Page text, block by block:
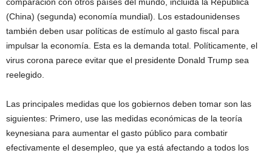
(China) (segunda) economía mundial). Los estadounidenses
también deben usar políticas de estímulo al gasto fiscal para
impulsar la economía. Esta es la demanda total. Políticamente, el
virus corona parece evitar que el presidente Donald Trump sea
reelegido.
Las principales medidas que los gobiernos deben tomar son las
siguientes: Primero, use las medidas económicas de la teoría
keynesiana para aumentar el gasto público para combatir
efectivamente el desempleo, que ya está afectando a todos los